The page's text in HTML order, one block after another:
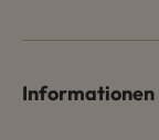
Informationen